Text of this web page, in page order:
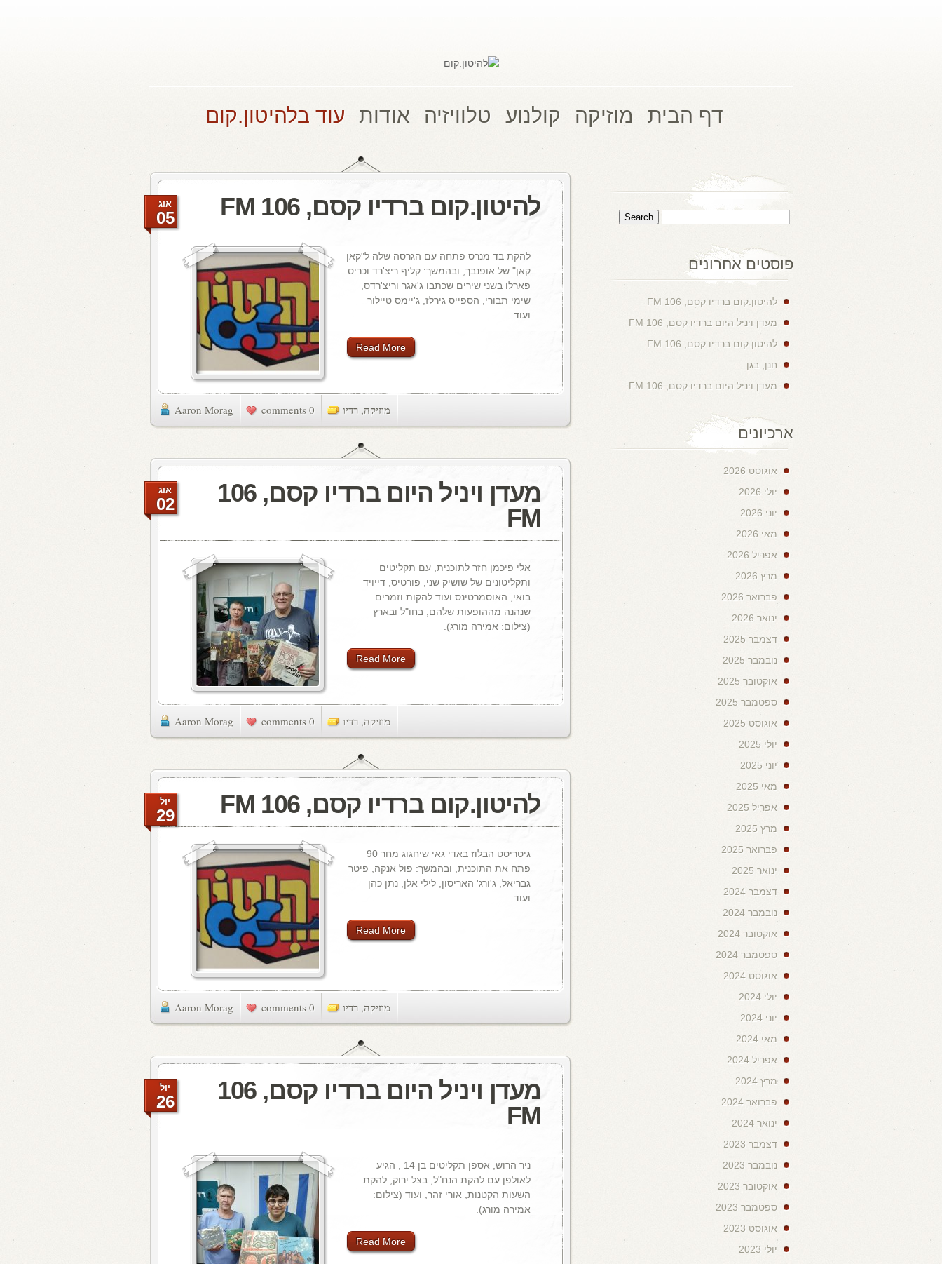
דף הבית מוזיקה קולנוע טלוויזיה אודות עוד בלהיטון.קום
להיטון.קום ברדיו קסם, 106 FM אוג
05
להקת בד מנרס פתחה עם הגרסה שלה ל"קאן
קאן" של אופנבך, ובהמשך: קליף ריצ'רד וכריס
פארלו בשני שירים שכתבו ג'אגר וריצ'רדס,
שימי תבורי, הספייס גירלז, ג'יימס טיילור
ועוד.
Read More
Aaron Morag 0 comments מוזיקה, רדיו
מעדן ויניל היום ברדיו קסם, 106
FM
אוג
02
אלי פיכמן חזר לתוכנית, עם תקליטים
ותקליטונים של שושיק שני, פורטיס, דייויד
בואי, האוסמרטינס ועוד להקות וזמרים
שנהנה מההופעות שלהם, בחו"ל ובארץ
(צילום: אמירה מורג).
Read More
Aaron Morag 0 comments מוזיקה, רדיו
להיטון.קום ברדיו קסם, 106 FM יול
29
גיטריסט הבלוז באדי גאי שיחגוג מחר 90
פתח את התוכנית, ובהמשך: פול אנקה, פיטר
גבריאל, ג'ורג' האריסון, לילי אלן, נתן כהן
ועוד.
Read More
Aaron Morag 0 comments מוזיקה, רדיו
מעדן ויניל היום ברדיו קסם, 106
FM
יול
26
ניר הרוש, אספן תקליטים בן 14 , הגיע
לאולפן עם להקת הנח"ל, בצל ירוק, להקת
השעות הקטנות, אורי זהר, ועוד (צילום:
אמירה מורג).
Read More
פוסטים אחרונים
להיטון.קום ברדיו קסם, 106 FM
מעדן ויניל היום ברדיו קסם, 106 FM
להיטון.קום ברדיו קסם, 106 FM
חנן, בגן
מעדן ויניל היום ברדיו קסם, 106 FM
ארכיונים
אוגוסט 2026
יולי 2026
יוני 2026
מאי 2026
אפריל 2026
מרץ 2026
פברואר 2026
ינואר 2026
דצמבר 2025
נובמבר 2025
אוקטובר 2025
ספטמבר 2025
אוגוסט 2025
יולי 2025
יוני 2025
מאי 2025
אפריל 2025
מרץ 2025
פברואר 2025
ינואר 2025
דצמבר 2024
נובמבר 2024
אוקטובר 2024
ספטמבר 2024
אוגוסט 2024
יולי 2024
יוני 2024
מאי 2024
אפריל 2024
מרץ 2024
פברואר 2024
ינואר 2024
דצמבר 2023
נובמבר 2023
אוקטובר 2023
ספטמבר 2023
אוגוסט 2023
יולי 2023